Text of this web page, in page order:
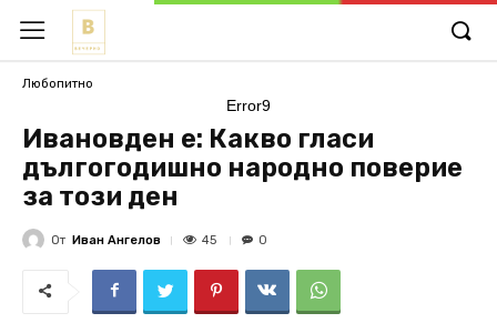
Любопитно
Error9
Ивановден е: Какво гласи
дългогодишно народно поверие
за този ден
От Иван Ангелов 45 0